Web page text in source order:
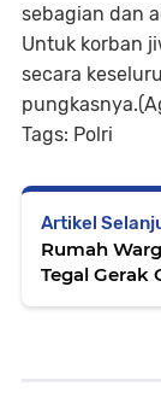
sebagian dan
Untuk korban
secara
Tags: Polri
Artikel
Rumah
Tegal Gerak